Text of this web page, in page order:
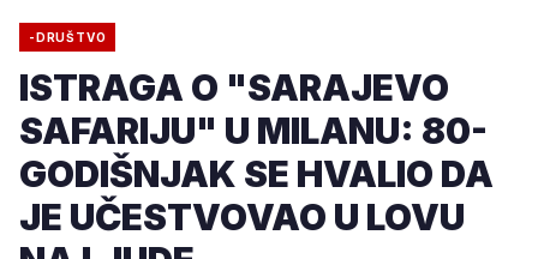
-DRUŠTVO
ISTRAGA O "SARAJEVO
SAFARIJU" U MILANU: 80-
GODIŠNJAK SE HVALIO DA
JE UČESTVOVAO U LOVU